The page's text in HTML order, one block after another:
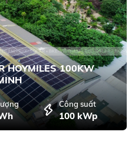
HOYMILES 100KW
Công suất
100 kWp